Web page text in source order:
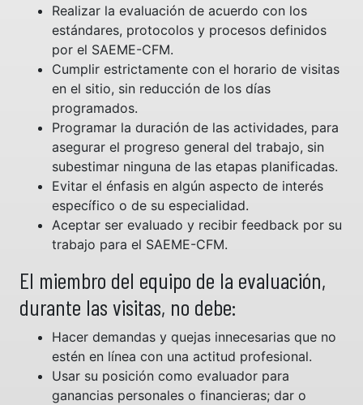
Realizar la evaluación de acuerdo con los
estándares, protocolos y procesos definidos
por el SAEME-CFM.
Cumplir estrictamente con el horario de visitas
en el sitio, sin reducción de los días
programados.
Programar la duración de las actividades, para
asegurar el progreso general del trabajo, sin
subestimar ninguna de las etapas planificadas.
Evitar el énfasis en algún aspecto de interés
específico o de su especialidad.
Aceptar ser evaluado y recibir feedback por su
trabajo para el SAEME-CFM.
El miembro del equipo de la evaluación,
durante las visitas, no debe:
Hacer demandas y quejas innecesarias que no
estén en línea con una actitud profesional.
Usar su posición como evaluador para
ganancias personales o financieras; dar o